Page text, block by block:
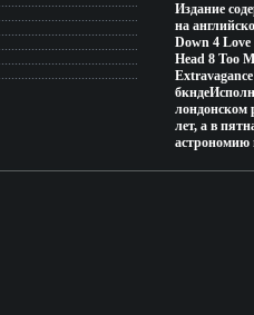
Издание
на
Down 4
Head 8 Too
лондонском
лет, а в
астрономию